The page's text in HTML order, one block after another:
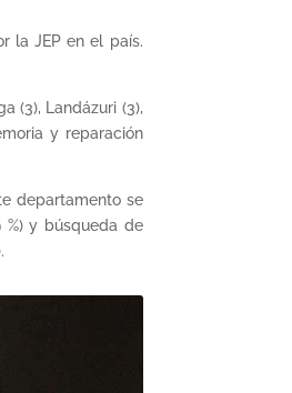
la JEP en el país.
(3), Landázuri (3),
y reparación
departamento se
%) y búsqueda de